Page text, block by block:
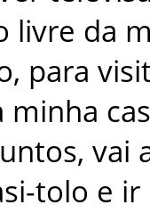
livre da
, para
minha
, vai
tolo e ir